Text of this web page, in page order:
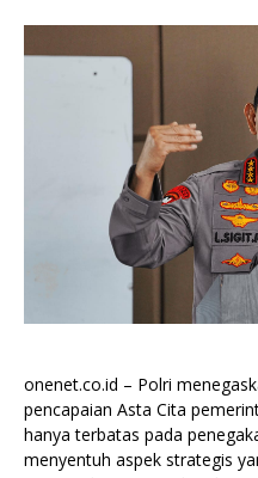
onenet.co.id – Polri
pencapaian Asta Cita
hanya terbatas pada
menyentuh aspek strategis